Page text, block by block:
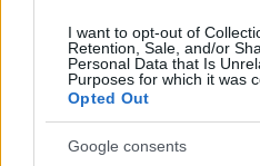
I want to opt-out of
Retention, Sale, and/or
Personal Data that Is
Purposes for which it was
Opted Out
Google consents
Történelmi táj, amelynek
megújul a tatai Angolkert
A projekt részeként megújulnak
Várkanyarban álló Nepomuki